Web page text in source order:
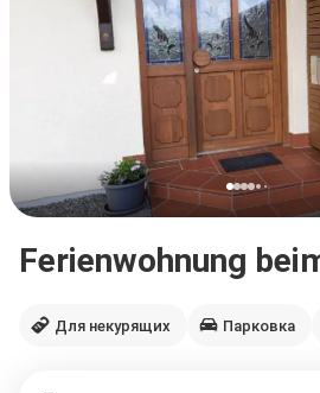
Ferienwohnung
Для некурящих Парковка